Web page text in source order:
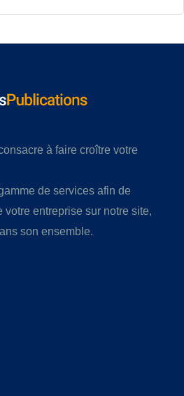
à faire croître votre
de services afin de
entreprise sur notre site,
son ensemble.